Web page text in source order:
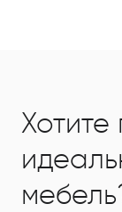
Хотите